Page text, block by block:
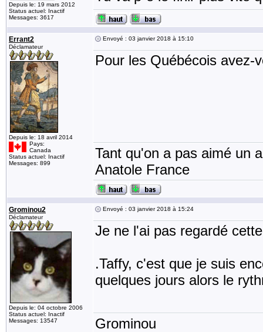
Depuis le: 19 mars 2012
Status actuel: Inactif
Messages: 3617
Errant2
Déclamateur
Depuis le: 18 avril 2014
Pays:
Canada
Status actuel: Inactif
Messages: 899
Envoyé : 03 janvier 2018 à 15:10
Pour les Québécois
Tant qu'on a pas aimé un
Anatole France
Grominou2
Déclamateur
Depuis le: 04 octobre 2006
Status actuel: Inactif
Messages: 13547
Envoyé : 03 janvier 2018 à 15:24
Je ne l'ai pas regardé
.Taffy, c'est que je suis
quelques jours alors le
Grominou